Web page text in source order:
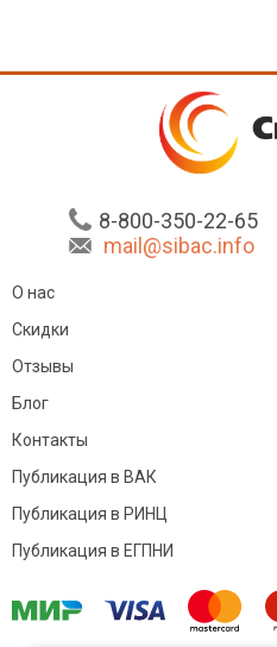
8-800-350-22-65
mail@sibac.info
О нас
Скидки
Отзывы
Блог
Контакты
Публикация в ВАК
Публикация в РИНЦ
Публикация в ЕГПНИ